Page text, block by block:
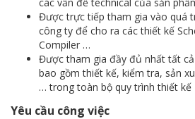
Được trực tiếp tham gia vào quá
công ty để cho ra các thiết kế
Compiler …
Được tham gia đầy đủ nhất tất
bao gồm thiết kế, kiểm tra, sản
… trong toàn bộ quy trình thiết kế
Yêu cầu công việc